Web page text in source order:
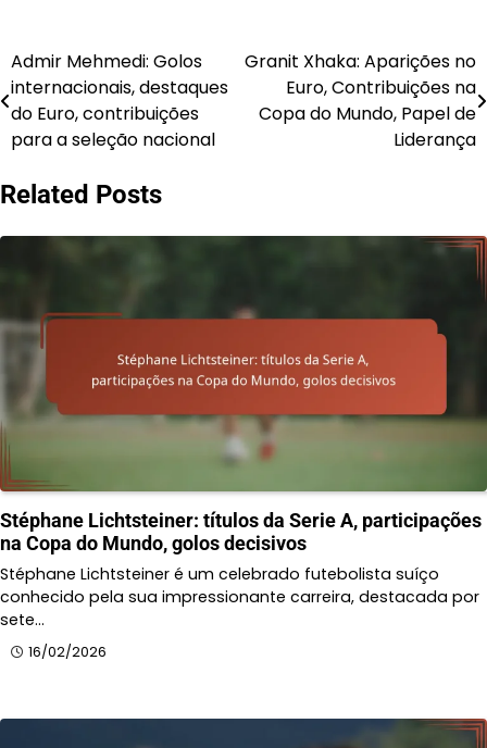
Post
navigation
Admir Mehmedi: Golos
internacionais, destaques
do Euro, contribuições
para a seleção nacional
Granit Xhaka: Aparições no
Euro, Contribuições na
Copa do Mundo, Papel de
Liderança
Related Posts
Stéphane Lichtsteiner: títulos da Serie A, participações
na Copa do Mundo, golos decisivos
Stéphane Lichtsteiner é um celebrado futebolista suíço
conhecido pela sua impressionante carreira, destacada por
sete…
16/02/2026